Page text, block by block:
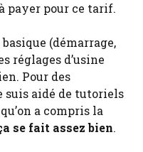
payer pour ce tarif.
(démarrage,
réglages d’usine
Pour des
suis aidé de tutoriels
a compris la
se fait assez bien.